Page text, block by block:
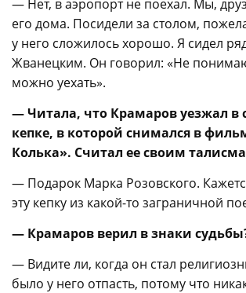
— Нет, в аэропорт не поехал. Мы,
его дома. Посидели за столом,
у него сложилось хорошо. Я сидел
Жванецким. Он говорил: «Не
можно уехать».
— Читала, что Крамаров уезжал в
кепке, в которой снимался в
Колька». Считал ее своим
— Подарок Марка Розовского.
эту кепку из какой-то заграничной
— Крамаров верил в знаки
— Видите ли, когда он стал
было у него отпасть, потому что